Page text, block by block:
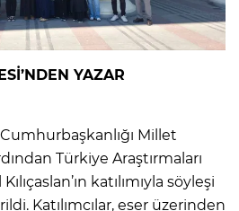
YAZAR
Millet
Türkiye Araştırmaları
katılımıyla söyleşi
Katılımcılar, eser üzerinden